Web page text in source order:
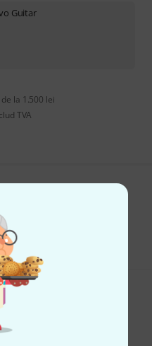
Guitar
la 1.500 lei
TVA
și feedback